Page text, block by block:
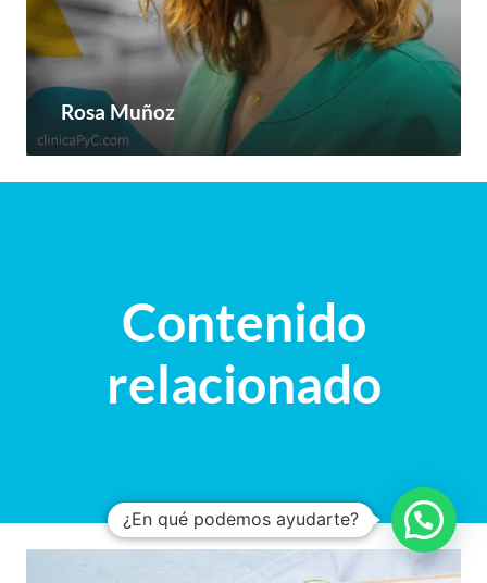
Rosa Muñoz
Contenido
relacionado
¿En qué podemos ayudarte?